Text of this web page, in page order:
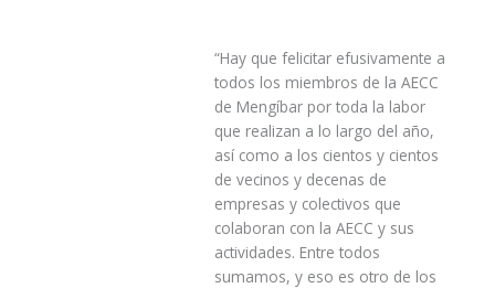
“Hay que felicitar efusivamente a
todos los miembros de la AECC
de Mengíbar por toda la labor
que realizan a lo largo del año,
así como a los cientos y cientos
de vecinos y decenas de
empresas y colectivos que
colaboran con la AECC y sus
actividades. Entre todos
sumamos, y eso es otro de los